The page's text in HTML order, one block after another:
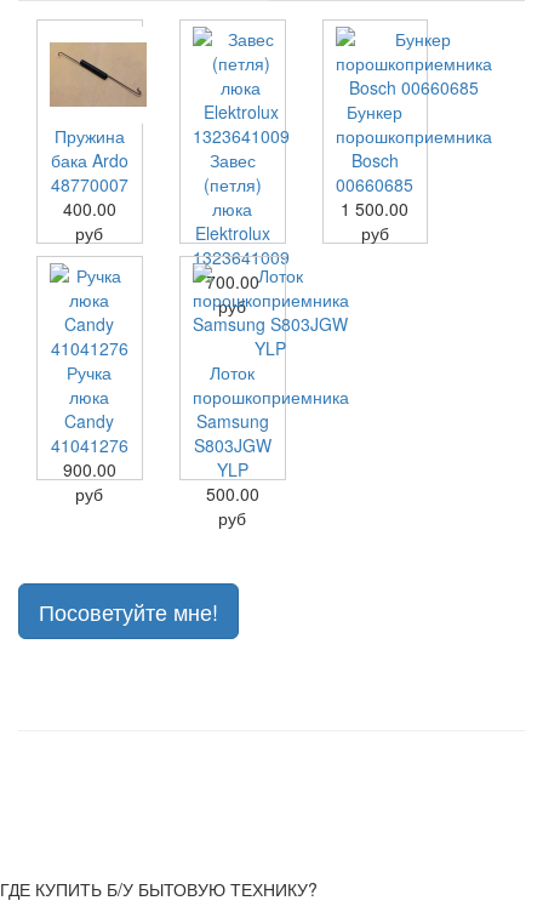
Пружина
бака Ardo
48770007
400.00
руб
Завес
(петля)
люка
Elektrolux
1323641009
700.00
руб
Бункер
порошкоприемника
Bosch
00660685
1 500.00
руб
Ручка
люка
Candy
41041276
900.00
руб
Лоток
порошкоприемника
Samsung
S803JGW
YLP
500.00
руб
Посоветуйте мне!
ГДЕ КУПИТЬ Б/У БЫТОВУЮ ТЕХНИКУ?